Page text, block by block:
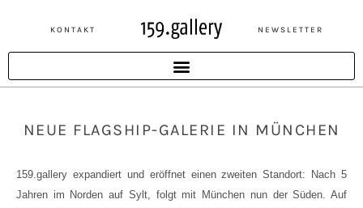
springen
KONTAKT NEWSLETTER
NEUE FLAGSHIP-GALERIE IN MÜNCHEN
159.gallery expandiert und eröffnet einen zweiten Standort: Nach 5
Jahren im Norden auf Sylt, folgt mit München nun der Süden. Auf